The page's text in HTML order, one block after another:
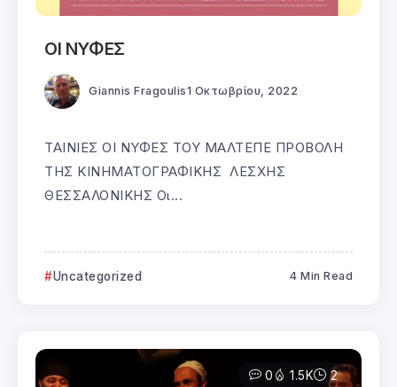
ΟΙ ΝΥΦΕΣ
Giannis Fragoulis1 Οκτωβρίου, 2022
ΤΑΙΝΙΕΣ ΟΙ ΝΥΦΕΣ ΤΟΥ ΜΑΛΤΕΠΕ ΠΡΟΒΟΛΗ
ΤΗΣ ΚΙΝΗΜΑΤΟΓΡΑΦΙΚΗΣ ΛΕΣΧΗΣ
ΘΕΣΣΑΛΟΝΙΚΗΣ Οι...
Uncategorized 4 Min Read
0 1.5K 2